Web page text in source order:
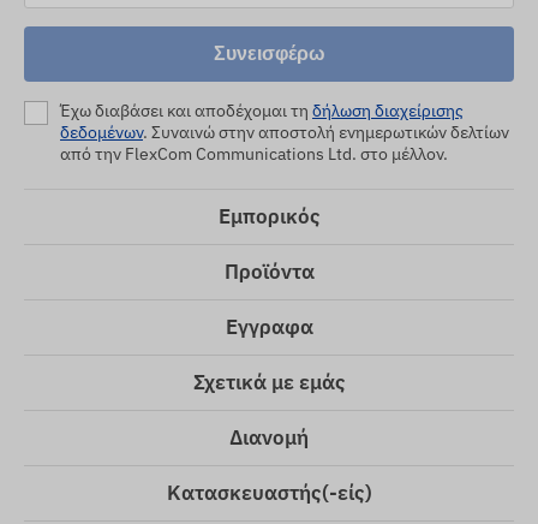
Συνεισφέρω
Έχω διαβάσει και αποδέχομαι τη δήλωση διαχείρισης
δεδομένων. Συναινώ στην αποστολή ενημερωτικών δελτίων
από την FlexCom Communications Ltd. στο μέλλον.
Εμπορικός
Προϊόντα
Εγγραφα
Σχετικά με εμάς
Διανομή
Κατασκευαστής(-είς)